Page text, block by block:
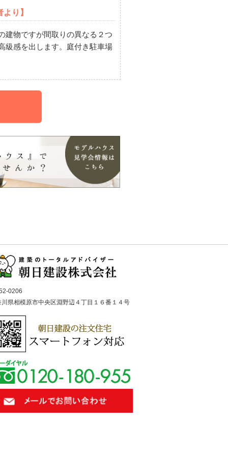
り】
建物ですが間取りの異なる２つ
級感を出します。庭付き駐車場
0206
川県相模原市中央区淵野辺４丁目１６番１４号